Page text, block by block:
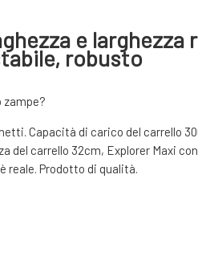
e larghezza
robusto
zampe?
Capacità di carico del carrello
del carrello 32cm, Explorer Maxi
reale. Prodotto di qualità.